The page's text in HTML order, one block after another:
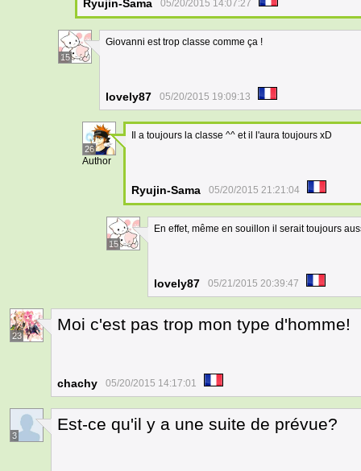
Ryujin-Sama 05/20/2015 14:07:27
15
Giovanni est trop classe comme ça !
lovely87 05/20/2015 19:09:13
26
Author
Il a toujours la classe ^^ et il l'aura toujours xD
Ryujin-Sama 05/20/2015 21:21:04
15
En effet, même en souillon il serait toujours
lovely87 05/21/2015 20:39:47
23
Moi c'est pas trop mon type d'homme!
chachy 05/20/2015 14:17:01
3
Est-ce qu'il y a une suite de prévue?